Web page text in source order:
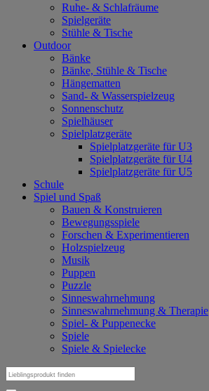
Ruhe- & Schlafräume
Spielgeräte
Stühle & Tische
Outdoor
Bänke
Bänke, Stühle & Tische
Hängematten
Sand- & Wasserspielzeug
Sonnenschutz
Spielhäuser
Spielplatzgeräte
Spielplatzgeräte für U3
Spielplatzgeräte für U4
Spielplatzgeräte für U5
Schule
Spiel und Spaß
Bauen & Konstruieren
Bewegungsspiele
Forschen & Experimentieren
Holzspielzeug
Musik
Puppen
Puzzle
Sinneswahrnehmung
Sinneswahrnehmung & Therapie
Spiel- & Puppenecke
Spiele
Spiele & Spielecke
Suchen
nach: